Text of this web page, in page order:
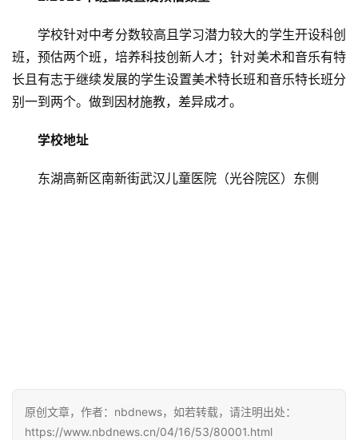
首
页
学校针对中考分数较高且学习潜力较大的学生开设科创
班，预估两个班，培养科技创新人才；针对美术和音乐有特
长且有志于继续发展的学生设置美术特长班和音乐特长班分
别一到两个。做到因材施教，差异成才。
学校地址
东湖高新区南新街武汉儿童医院（光谷院区）东侧
原创文章，作者：nbdnews，如若转载，请注明出处：
https://www.nbdnews.cn/04/16/53/80001.html